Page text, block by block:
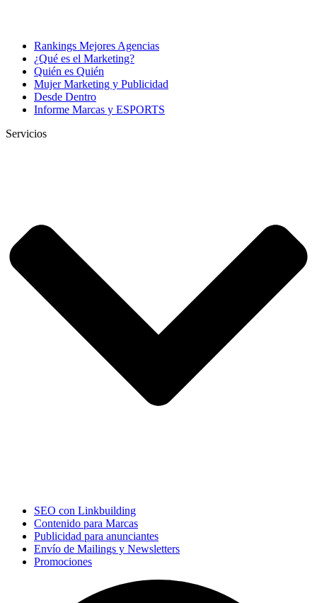
Rankings Mejores Agencias
¿Qué es el Marketing?
Quién es Quién
Mujer Marketing y Publicidad
Desde Dentro
Informe Marcas y ESPORTS
Servicios
SEO con Linkbuilding
Contenido para Marcas
Publicidad para anunciantes
Envío de Mailings y Newsletters
Promociones